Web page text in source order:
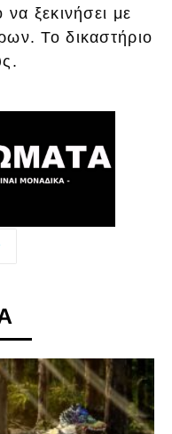
να ξεκινήσει με
Το δικαστήριο